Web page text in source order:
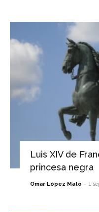
Luis XIV de
princesa negra
Omar López Mato - 1